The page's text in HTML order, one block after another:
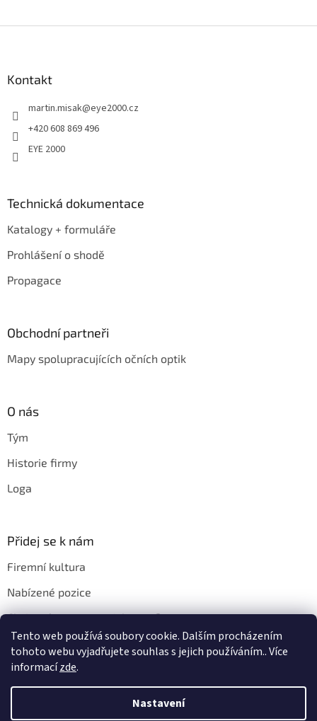
Tento web používá soubory cookie. Dalším procházením
tohoto webu vyjadřujete souhlas s jejich používáním.. Více
informacízde.
Nastavení
Kontakt
martin.misak@eye2000.cz
+420 608 869 496
EYE 2000
Technická dokumentace
Katalogy + formuláře
Prohlášení o shodě
Propagace
Obchodní partneři
Mapy spolupracujících očních optik
O nás
Tým
Historie firmy
Loga
Přidej se k nám
Firemní kultura
Nabízené pozice
Chci u vás pracovat. Jak na to?